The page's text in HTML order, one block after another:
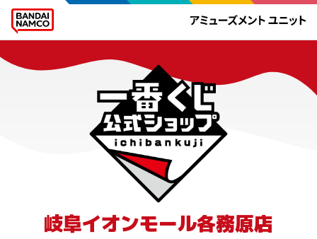
岐阜イオンモール各務原店